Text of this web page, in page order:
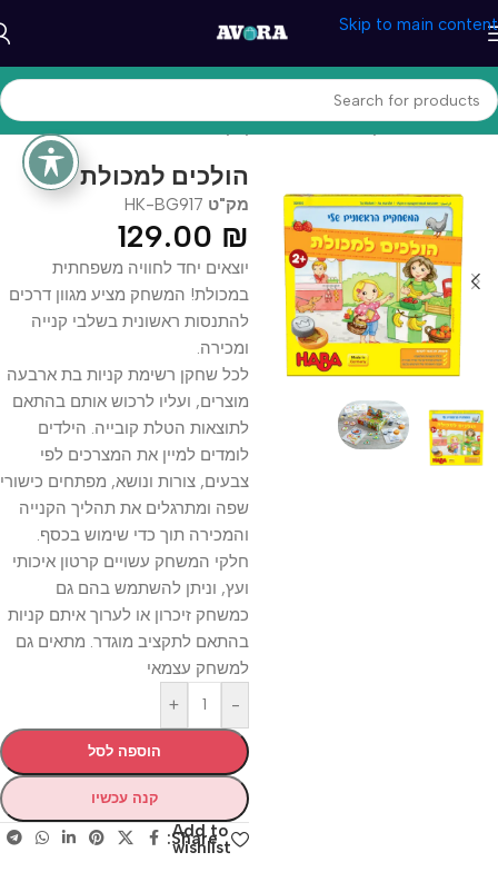
Skip to main content
עמוד הבית/משחקים וצעצעים/משחקי קופסא
הולכים למכולת
מק"ט HK-BG917
129.00 ₪
יוצאים יחד לחוויה משפחתית
במכולת! המשחק מציע מגוון דרכים
להתנסות ראשונית בשלבי קנייה
ומכירה.
לכל שחקן רשימת קניות בת ארבעה
מוצרים, ועליו לרכוש אותם בהתאם
לתוצאות הטלת קובייה. הילדים
לומדים למיין את המצרכים לפי
צבעים, צורות ונושא, מפתחים כישורי
שפה ומתרגלים את תהליך הקנייה
והמכירה תוך כדי שימוש בכסף.
חלקי המשחק עשויים קרטון איכותי
ועץ, וניתן להשתמש בהם גם
כמשחק זיכרון או לערוך איתם קניות
בהתאם לתקציב מוגדר. מתאים גם
למשחק עצמאי
-
+
הוספה לסל
קנה עכשיו
Add to
wishlist
Share: